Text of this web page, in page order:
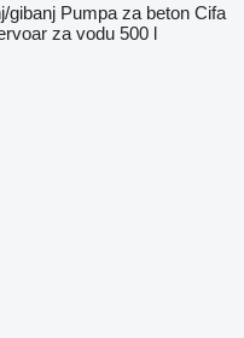
gibanj Pumpa za beton Cifa
za vodu 500 l